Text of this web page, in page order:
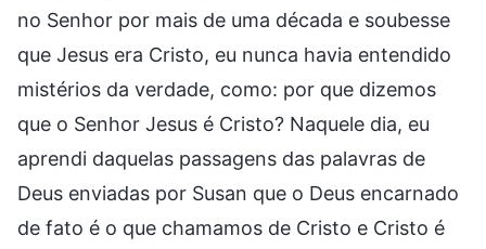
no Senhor por mais de uma década e soubesse
que Jesus era Cristo, eu nunca havia entendido
mistérios da verdade, como: por que dizemos
que o Senhor Jesus é Cristo? Naquele dia, eu
aprendi daquelas passagens das palavras de
Deus enviadas por Susan que o Deus encarnado
de fato é o que chamamos de Cristo e Cristo é